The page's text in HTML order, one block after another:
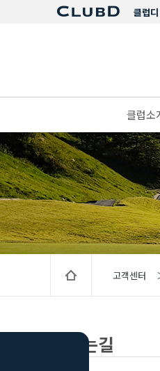
클럽
클럽소
고객센터
오시는길